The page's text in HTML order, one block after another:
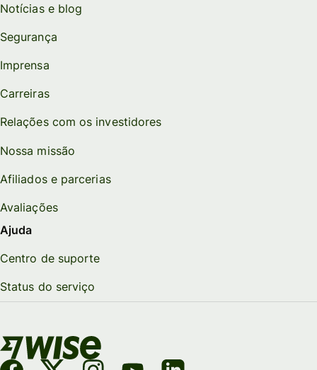
Notícias e blog
Segurança
Imprensa
Carreiras
Relações com os investidores
Nossa missão
Afiliados e parcerias
Avaliações
Ajuda
Centro de suporte
Status do serviço